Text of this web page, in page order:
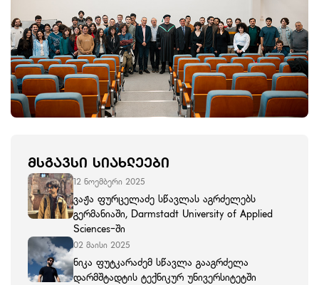
ᲛᲡᲒᲐᲕᲡᲘ ᲡᲘᲐᲮᲚᲔᲔᲑᲘ
12 ნოემბერი 2025
ვაჟა ფურცელაძე სწავლას აგრძელებს
გერმანიაში, Darmstadt University of Applied
Sciences-ში
02 მაისი 2025
ნიკა ფუტკარაძემ სწავლა გააგრძელა
დარმშტადტის ტექნიკურ უნივერსიტეტში